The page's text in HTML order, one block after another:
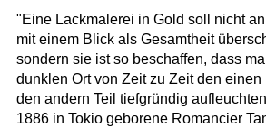
"Eine Lackmalerei in Gold soll nicht
mit einem Blick als Gesamtheit
sondern sie ist so beschaffen, dass
dunklen Ort von Zeit zu Zeit den
den andern Teil tiefgründig
1886 in Tokio geborene Romancier